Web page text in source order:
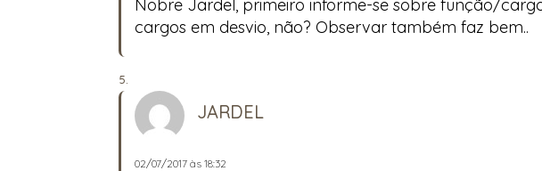
Nobre Jardel, primeiro informe-se sobre função/
cargos em desvio, não? Observar também faz bem..
JARDEL
02/07/2017 às 18:32